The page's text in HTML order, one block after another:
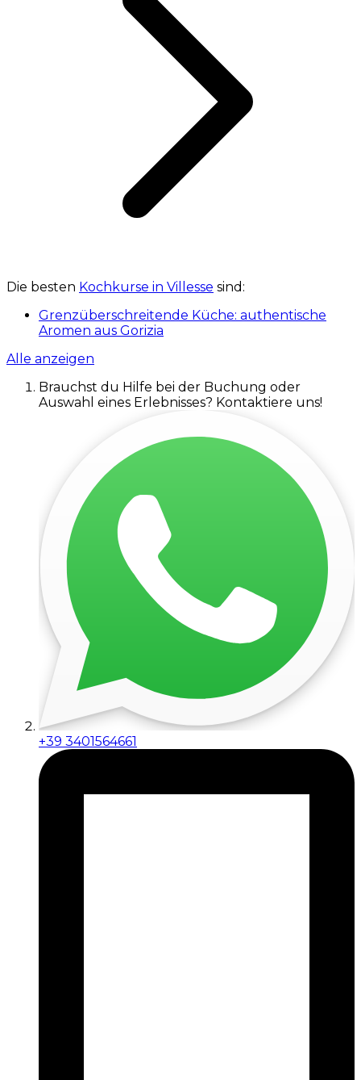
Die besten Kochkurse in Villesse sind:
Grenzüberschreitende Küche: authentische
Aromen aus Gorizia
Alle anzeigen
Brauchst du Hilfe bei der Buchung oder
Auswahl eines Erlebnisses? Kontaktiere uns!
+39 3401564661